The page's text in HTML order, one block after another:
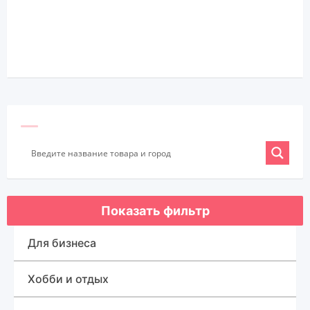
Показать фильтр
Для бизнеса
Оборудование для бизнеса
Хобби и отдых